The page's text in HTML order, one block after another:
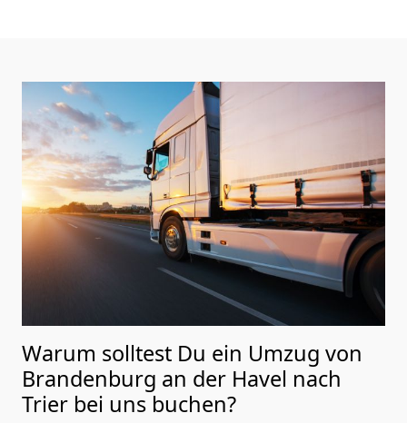
Warum solltest Du ein Umzug von
Brandenburg an der Havel nach
Trier bei uns buchen?